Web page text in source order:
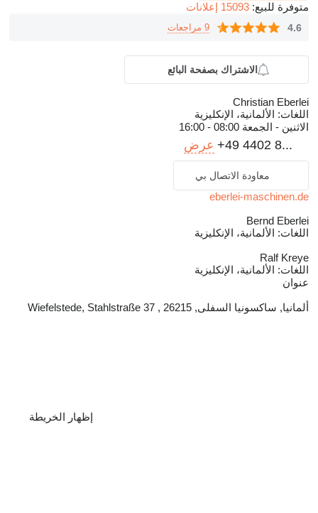
متوفرة للبيع: 15093 إعلانات
4.6 9 مراجعات
الاشتراك بصفحة البائع
Christian Eberlei
اللغات: الألمانية، الإنكليزية
الاثنين - الجمعة 08:00 - 16:00
+49 4402 8... عرض
معاودة الاتصال بي
eberlei-maschinen.de
Bernd Eberlei
اللغات: الألمانية، الإنكليزية
Ralf Kreye
اللغات: الألمانية، الإنكليزية
عنوان
ألمانيا, ساكسونيا السفلى, 26215 , Wiefelstede, Stahlstraße 37
إظهار الخريطة